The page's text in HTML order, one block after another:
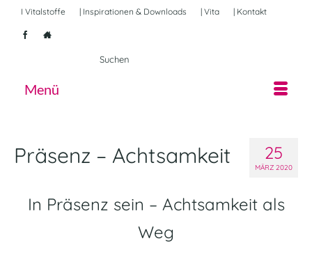
I Vitalstoffe | Inspirationen & Downloads | Vita | Kontakt
Suche
Menü
25
MÄRZ 2020
Präsenz – Achtsamkeit
In Präsenz sein – Achtsamkeit als
Weg